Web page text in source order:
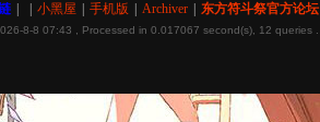
小黑屋 手机版 Archiver 东方符斗祭官方论坛
8-8 07:43 , Processed in 0.017067 second(s), 12 queries .